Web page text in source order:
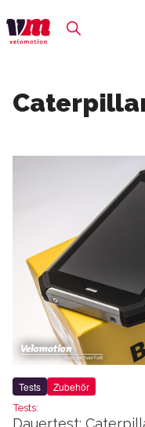
Tests Zubehör
Tests:
Dauertest: